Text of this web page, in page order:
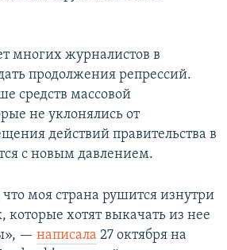
многих журналистов в
продолжения репрессий.
средств массовой
не уклонялись от
действий правительства в
с новым давлением.
что моя страна рушится изнутри
которые хотят выкачать из нее
— написала 27 октября на